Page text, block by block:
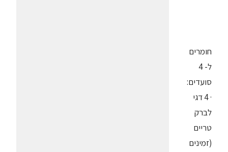
חומרים
ל- 4
סועדים:
· 4 דגי
לברק
טריים
(זמינים